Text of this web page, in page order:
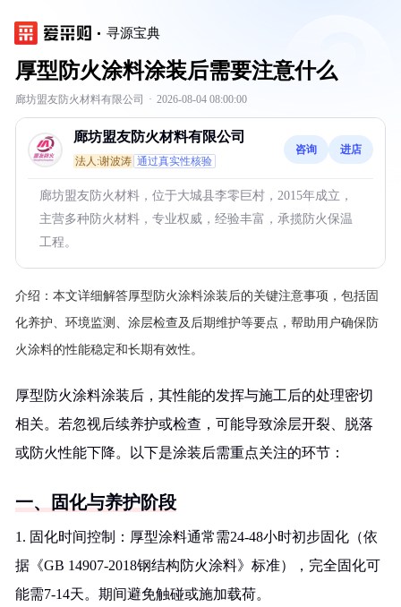
寻源宝典
厚型防火涂料涂装后需要注意什么
廊坊盟友防火材料有限公司 · 2026-08-04 08:00:00
廊坊盟友防火材料有限公司
法人:谢波涛 通过真实性核验
咨询 进店
廊坊盟友防火材料，位于大城县李零巨村，2015年成立，
主营多种防火材料，专业权威，经验丰富，承揽防火保温
工程。
介绍： 本文详细解答厚型防火涂料涂装后的关键注意事项，包括固
化养护、环境监测、涂层检查及后期维护等要点，帮助用户确保防
火涂料的性能稳定和长期有效性。
厚型防火涂料涂装后，其性能的发挥与施工后的处理密切
相关。若忽视后续养护或检查，可能导致涂层开裂、脱落
或防火性能下降。以下是涂装后需重点关注的环节：
一、固化与养护阶段
1. 固化时间控制：厚型涂料通常需24-48小时初步固化（依
据《GB 14907-2018钢结构防火涂料》标准），完全固化可
能需7-14天。期间避免触碰或施加载荷。